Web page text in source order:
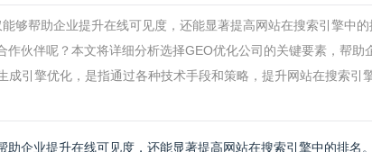
够帮助企业提升在线可见度，还能显著提高网站在搜索引擎中的
伙伴呢？本文将详细分析选择GEO优化公司的关键要素，帮助
引擎优化，是指通过各种技术手段和策略，提升网站在搜索引
企业提升在线可见度，还能显著提高网站在搜索引擎中的排名